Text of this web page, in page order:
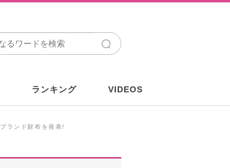
ランキング VIDEOS
ランド財布を発表!